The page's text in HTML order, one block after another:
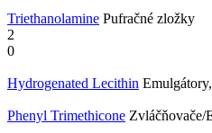
Triethanolamine Pufračné zložky
2
0
Hydrogenated Lecithin
Phenyl Trimethicone Zvláčňovače/